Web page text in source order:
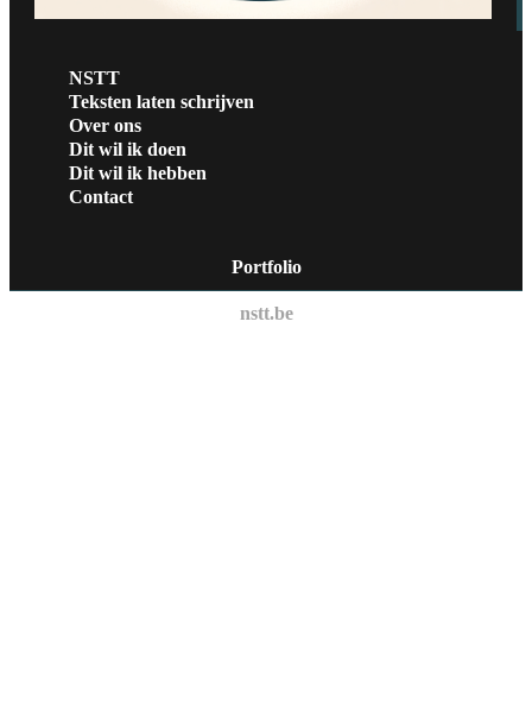
NSTT
Teksten laten schrijven
Over ons
Dit wil ik doen
Dit wil ik hebben
Contact
Portfolio
nstt.be